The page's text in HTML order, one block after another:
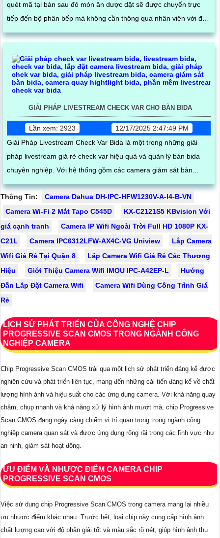
quét mã tại bàn sau đó món ăn dược dặt sẽ được chuyển trực
tiếp đến bộ phân bếp mà không cần thông qua nhân viên với độ
chính sát cao giúp khách hàng dể dàng cập nhật trạng thái món
GIẢI PHÁP LIVESTREAM CHECK VAR CHO BÀN BIDA
Lần xem: 2923
12/17/2025 2:47:49 PM
Giải Pháp Livestream Check Var Bida là một trong những giải
pháp livestream giá rẻ check var hiệu quả và quản lý bàn bida
chuyên nghiệp. Với hệ thống gồm các camera giám sát bàn...
Thông Tin:
Camera Dahua DH-IPC-HFW1230V-A-I4-B-VN
Camera Wi-Fi 2 Mắt Tapo C545D
KX-C2121S5 KBvision Với
giá cạnh tranh
Camera IP Wifi Ngoài Trời Full HD 1080P KX-
C21L
Camera IPC6312LFW-AX4C-VG Uniview
Lắp Camera
Wifi Giá Rẻ Tại Quận 8
Lăp Camera Wifi Giá Rẻ Các Thương
Hiệu
Giới Thiệu Camera Wifi IMOU IPC-A42EP-L
Hướng
Đẫn Lắp Đặt Camera Wifi
Camera Wifi Dùng Công Trình Giá
Rẻ
LỊCH SỬ PHÁT TRIỂN CỦA CÔNG NGHỆ CHIP
PROGRESSIVE SCAN CMOS TRONG NGÀNH CÔNG
NGHIỆP CAMERA
Chip Progressive Scan CMOS trải qua một lịch sử phát triển đáng kể được
nghiên cứu và phát triển liên tục, mang đến những cải tiến đáng kể về chất
lượng hình ảnh và hiệu suất cho các ứng dụng camera. Với khả năng quay
chậm, chụp nhanh và khả năng xử lý hình ảnh mượt mà, chip Progressive
Scan CMOS đang ngày càng chiếm vị trí quan trọng trong ngành công
nghiệp camera quan sát và được ứng dụng rộng rãi trong các lĩnh vực như
an ninh, giám sát hoạt động.
ƯU ĐIỂM VÀ NHƯỢC ĐIỂM CAMERA CHIP
PROGRESSIVE SCAN CMOS
Việc sử dụng chip Progressive Scan CMOS trong camera mang lại nhiều
ưu nhược điểm khác nhau. Trước hết, loại chip này cung cấp hình ảnh
chất lượng cao với độ phân giải tốt và màu sắc rõ nét, giúp hình ảnh thu